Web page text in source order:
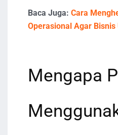
Baca Juga: Cara
Operasional Agar Bisnis
Mengapa